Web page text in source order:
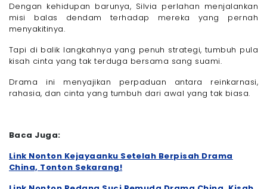
Dengan kehidupan barunya, Silvia perlahan menjalankan
misi balas dendam terhadap mereka yang pernah
menyakitinya.
Tapi di balik langkahnya yang penuh strategi, tumbuh pula
kisah cinta yang tak terduga bersama sang suami.
Drama ini menyajikan perpaduan antara reinkarnasi,
rahasia, dan cinta yang tumbuh dari awal yang tak biasa.
Baca Juga:
Link Nonton Kejayaanku Setelah Berpisah Drama
China, Tonton Sekarang!